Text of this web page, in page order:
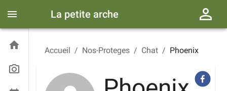
La petite arche
Accueil / Nos-Proteges / Chat / Phoenix